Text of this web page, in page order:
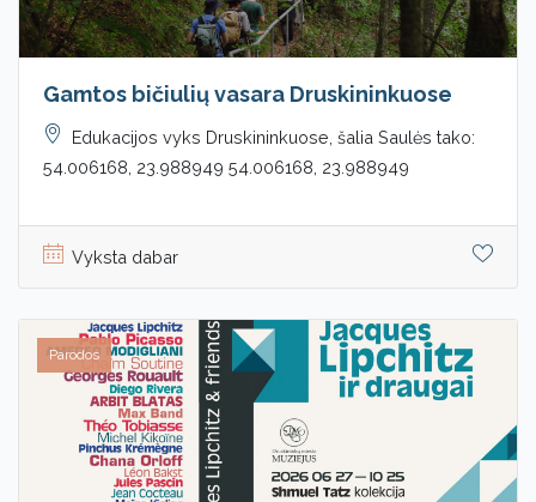
Gamtos bičiulių vasara Druskininkuose
Edukacijos vyks Druskininkuose, šalia Saulės tako:
54.006168, 23.988949 54.006168, 23.988949
Vyksta dabar
Parodos